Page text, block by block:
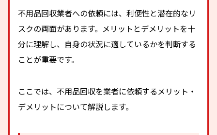
不用品回収業者への依頼には、利便性と潜在的なリ
スクの両面があります。メリットとデメリットを十
分に理解し、自身の状況に適しているかを判断する
ことが重要です。
ここでは、不用品回収を業者に依頼するメリット・
デメリットについて解説します。